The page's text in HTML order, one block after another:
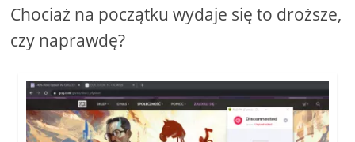
Chociaż na początku wydaje się to droższe,
czy naprawdę?